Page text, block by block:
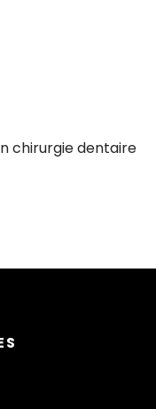
chirurgie dentaire